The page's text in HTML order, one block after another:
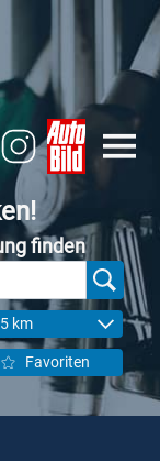
finden
5 km
Favoriten